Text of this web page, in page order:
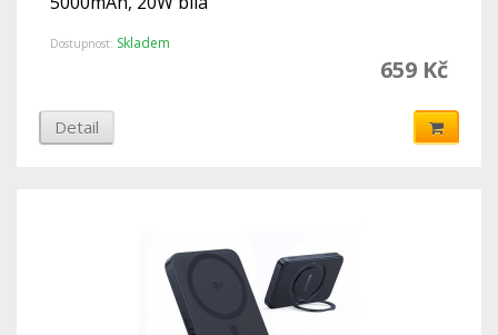
Dostupnost: Skladem
659 Kč
Detail